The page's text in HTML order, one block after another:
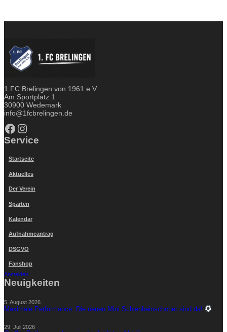
1 FC Brelingen von 1961 e.V.
Am Sportplatz 1
30900 Wedemark
info@1fcbrelingen.de
Facebook Instagram
Service
Startseite
Aktuelles
Der Verein
Sparten
Kalendar
Aufnahmeantrag
DSGVO
Fanshop
Anmelden
Neuigkeiten
5. August 2026
Maximale Performance: Die neuen Mini Schienbeinschoner sind da!
29. Juli 2026